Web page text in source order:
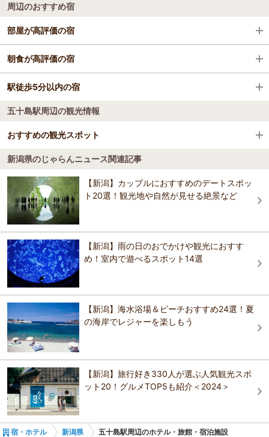
新発田駅
豊栄駅
五泉駅
亀田駅
水原駅
新潟市水族館 マリンピア日本海
やすらぎ堤
GALA湯沢スキー場
Befcoばかうけ展望室
瓢湖水きん公園
新潟総鎮守 白山神社
佐渡空港
新潟・月岡・阿賀野川
湯沢・苗場
佐渡
燕・三条・岩室・弥彦
南魚沼・十日町・津南（六日町）
瀬波・村上・岩船
周辺のおすすめ宿
部屋が高評価の宿
新潟第一ホテル
ホテル日航新潟
ホテルグローバルビュー新潟
新潟グランドホテル
JR東日本ホテルメッツ 新潟
アパホテル〈新潟古町〉
スーパーホテル新潟
ホテルディアモント新潟西
コンフォートホテル新潟駅前
朝食が高評価の宿
新潟第一ホテル
ホテル日航新潟
ホテルオークラ新潟
ホテルグローバルビュー新潟
新潟グランドホテル
JR東日本ホテルメッツ 新潟
アパホテル〈新潟古町〉
スーパーホテル新潟
ホテルディアモント新潟西
天然温泉 多宝の湯 ドーミーイン新潟
駅徒歩5分以内の宿
新潟第一ホテル
ホテルグローバルビュー新潟
JR東日本ホテルメッツ 新潟
コンフォートホテル新潟駅前
シングルイン新潟第３
新潟京浜ホテル
ジュラクステイ新潟
シングルイン新潟第２
ホテルリブマックス新潟駅前
シングルイン新潟第２新館
五十島駅周辺の観光情報
おすすめの観光スポット
ホテルグローバルビュー新潟 DINING EDIT ECHIGO
4.3
新潟駅万代口より徒歩1分のところにございますホテルグローバルビュ
ー新潟２F DINING EDIT ECHIGOです。 多彩なメニューをご用意し
ております。
おすすめの観光スポットガイドを見る
新潟県のじゃらんニュース関連記事
【新潟】カップルにおすすめのデートスポッ
ト20選！観光地や自然が見せる絶景など
【新潟】雨の日のおでかけや観光におすす
め！室内で遊べるスポット14選
【新潟】海水浴場＆ビーチおすすめ24選！夏
の海岸でレジャーを楽しもう
【新潟】旅行好き330人が選ぶ人気観光スポ
ット20！グルメTOP5も紹介＜2024＞
宿・ホテル 新潟県 五十島駅周辺のホテル・旅館・宿泊施設